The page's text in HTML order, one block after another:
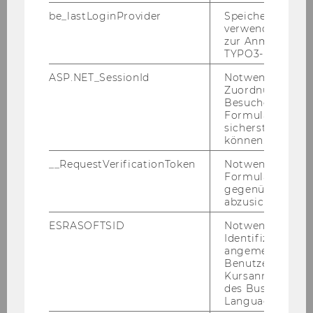
Mehr erfahren
be_lastLoginProvider
Speichert die
verwendete
zur Anmeldung
TYPO3-Backend.
ASP.NET_SessionId
Notwendig, um
Zuordnung von
Besucher zu
sicherstellen zu
können.
__RequestVerificationToken
Notwendig, um
gegenüber
abzusichern.
ESRASOFTSID
Notwendig zur
Identifizierung
angemeldeten
Benutzers im
des Business
Language